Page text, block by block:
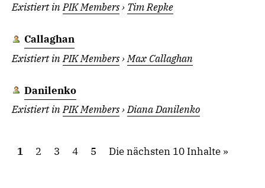
Existiert inPIK Members› Tim Repke
Callaghan
Existiert inPIK Members›Max Callaghan
Danilenko
Existiert inPIK Members›Diana Danilenko
1 2 3 4 5 Die nächsten 10 Inhalte